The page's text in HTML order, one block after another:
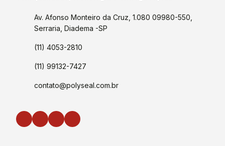
Av. Afonso Monteiro da Cruz, 1.080 09980-550,
Serraria, Diadema -SP
(11) 4053-2810
(11) 99132-7427
contato@polyseal.com.br